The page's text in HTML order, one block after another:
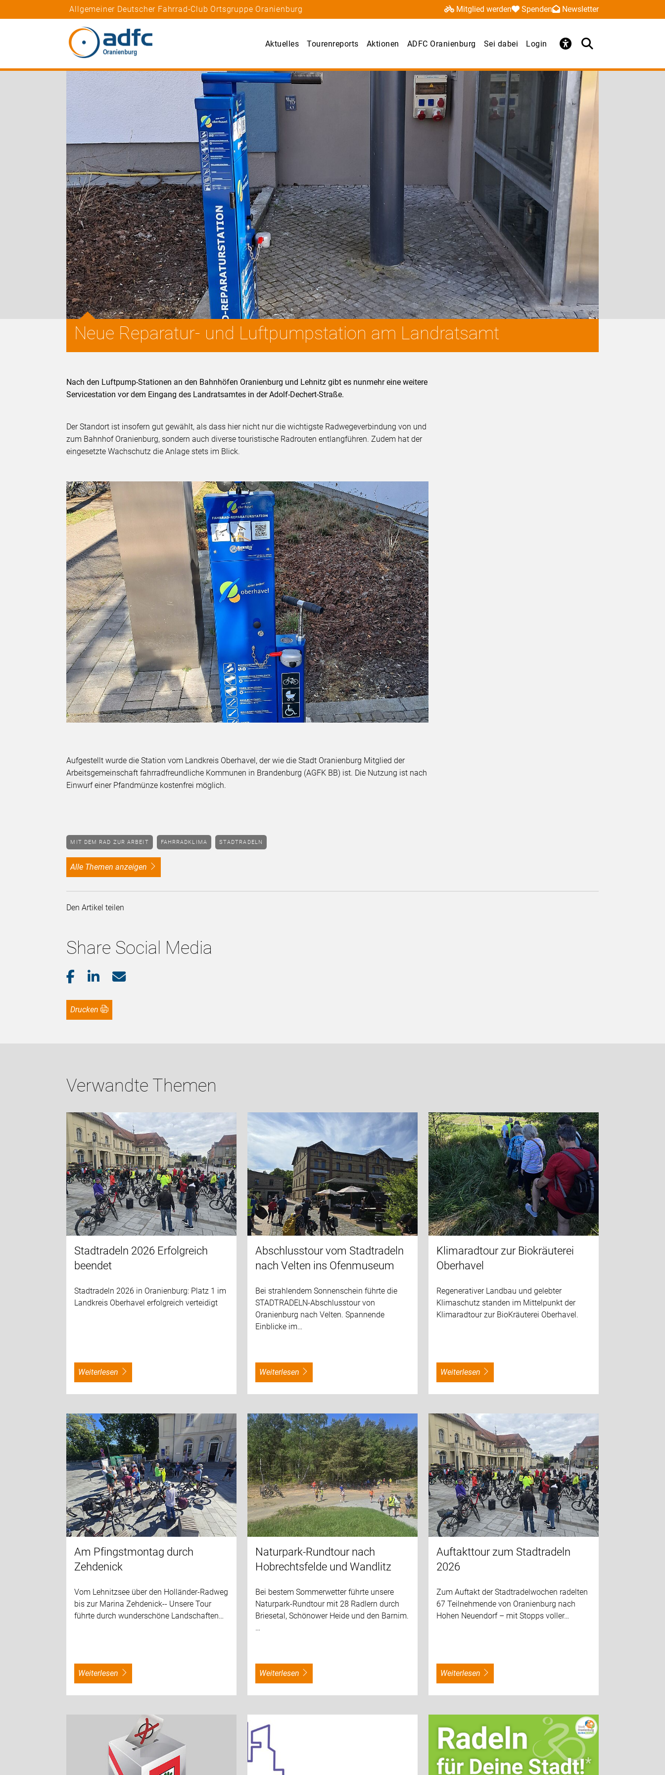
Allgemeiner Deutscher Fahrrad-Club Ortsgruppe Oranienburg Mitglied werden Spenden Newsletter
Aktuelles Tourenreports Aktionen ADFC Oranienburg Sei dabei Login
Neue Reparatur- und Luftpumpstation am Landratsamt
Nach den Luftpump-Stationen an den Bahnhöfen Oranienburg und Lehnitz gibt es nunmehr eine weitere
Servicestation vor dem Eingang des Landratsamtes in der Adolf-Dechert-Straße.
Der Standort ist insofern gut gewählt, als dass hier nicht nur die wichtigste Radwegeverbindung von und
zum Bahnhof Oranienburg, sondern auch diverse touristische Radrouten entlangführen. Zudem hat der
eingesetzte Wachschutz die Anlage stets im Blick.
Aufgestellt wurde die Station vom Landkreis Oberhavel, der wie die Stadt Oranienburg Mitglied der
Arbeitsgemeinschaft fahrradfreundliche Kommunen in Brandenburg (AGFK BB) ist. Die Nutzung ist nach
Einwurf einer Pfandmünze kostenfrei möglich.
MIT DEM RAD ZUR ARBEIT FAHRRADKLIMA STADTRADELN
alle Themen anzeigen
Den Artikel teilen
Share Social Media
Drucken
Verwandte Themen
Stadtradeln 2026 Erfolgreich
beendet
Stadtradeln 2026 in Oranienburg: Platz 1 im
Landkreis Oberhavel erfolgreich verteidigt
weiterlesen
Abschlusstour vom Stadtradeln
nach Velten ins Ofenmuseum
Bei strahlendem Sonnenschein führte die
STADTRADELN-Abschlusstour von
Oranienburg nach Velten. Spannende
Einblicke im…
weiterlesen
Klimaradtour zur Biokräuterei
Oberhavel
Regenerativer Landbau und gelebter
Klimaschutz standen im Mittelpunkt der
Klimaradtour zur BioKräuterei Oberhavel.
weiterlesen
Am Pfingstmontag durch
Zehdenick
Vom Lehnitzsee über den Holländer-Radweg
bis zur Marina Zehdenick-- Unsere Tour
führte durch wunderschöne Landschaften…
weiterlesen
Naturpark-Rundtour nach
Hobrechtsfelde und Wandlitz
Bei bestem Sommerwetter führte unsere
Naturpark-Rundtour mit 28 Radlern durch
Briesetal, Schönower Heide und den Barnim.
…
weiterlesen
Auftakttour zum Stadtradeln
2026
Zum Auftakt der Stadtradelwochen radelten
67 Teilnehmende von Oranienburg nach
Hohen Neuendorf – mit Stopps voller…
weiterlesen